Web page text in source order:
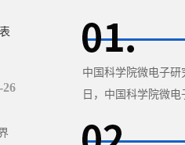
26
中国科学院微电子研
日，中国科学院微